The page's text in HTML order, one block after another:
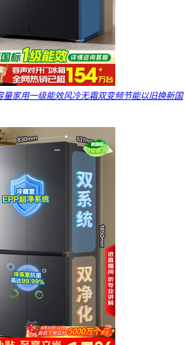
家用一级能效风冷无霜双变频节能以旧换新国